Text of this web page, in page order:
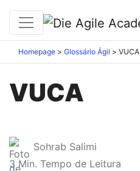
Homepage Glossário Ágil VUCA
VUCA
Sohrab Salimi
3Min. Tempo de Leitura